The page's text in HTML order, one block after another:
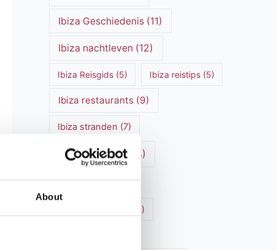
About
Ibiza Geschiedenis (11)
Ibiza nachtleven (12)
Ibiza Reisgids(5) Ibiza reistips(5)
Ibiza restaurants(9)
Ibiza stranden (7)
ibiza vakantie(14)
(6)